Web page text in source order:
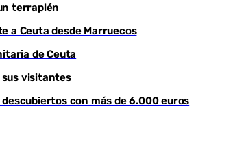
terraplén
a Ceuta desde Marruecos
de Ceuta
sus visitantes
con más de 6.000 euros